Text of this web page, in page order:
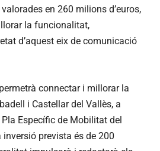
en 260 milions d’euros,
la funcionalitat,
d’aquest eix de comunicació
connectar i millorar la
i Castellar del Vallès, a
Específic de Mobilitat del
prevista és de 200